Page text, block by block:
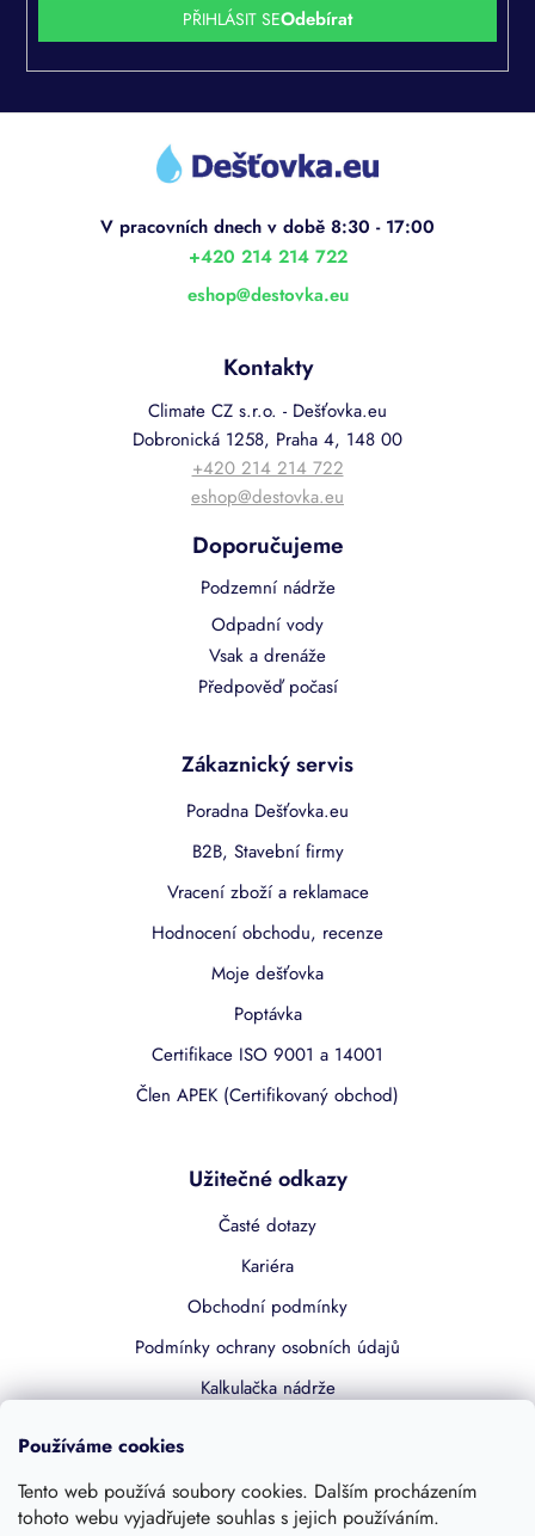
Používáme cookies
Tento web používá soubory cookies. Dalším procházením
tohoto webu vyjadřujete souhlas s jejich používáním.
PŘIHLÁSIT SE
Z
eshop@destovka.eu
+420 214 214 722
Kontakty
Climate CZ s.r.o. - Dešťovka.eu
Dobronická 1258, Praha 4, 148 00
+420 214 214 722
eshop@destovka.eu
Doporučujeme
Podzemní nádrže
Odpadní vody
Vsak a drenáže
Předpověď počasí
Zákaznický servis
Poradna Dešťovka.eu
B2B, Stavební firmy
Vracení zboží a reklamace
Hodnocení obchodu, recenze
Moje dešťovka
Poptávka
Certifikace ISO 9001 a 14001
Člen APEK (Certifikovaný obchod)
Užitečné odkazy
Časté dotazy
Kariéra
Obchodní podmínky
Podmínky ochrany osobních údajů
Kalkulačka nádrže
Kontakty